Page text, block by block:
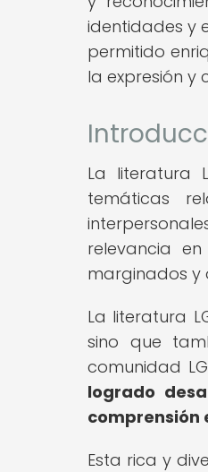
identidades y
permitido
la expresión y
La literatura
temáticas
relevancia
marginados y
La literatura
sino que
comunidad
logrado
comprensión
Esta rica y